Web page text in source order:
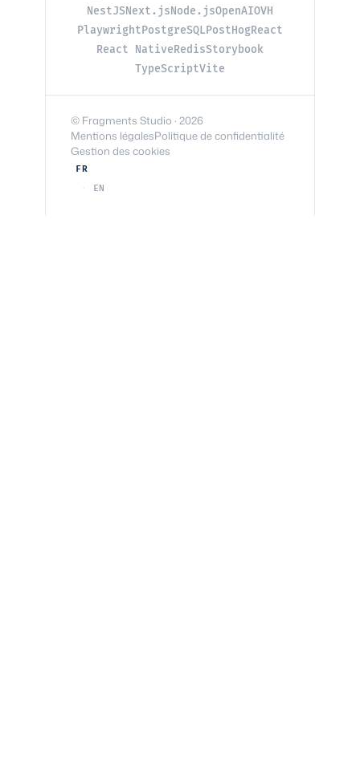
NestJSNext.jsNode.jsOpenAIOVH
Playwright PostgreSQL PostHogReact
React NativeRedisStorybook
TypeScriptVite
© Fragments Studio · 2026
Mentions légalesPolitique de confidentialité
Gestion des cookies
FR
EN